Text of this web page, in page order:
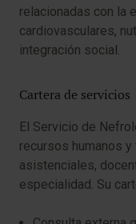
relacionadas con la
cardiovasculares,
integración social.
Cartera de servicios
El Servicio de
recursos humanos
asistenciales,
especialidad. Su